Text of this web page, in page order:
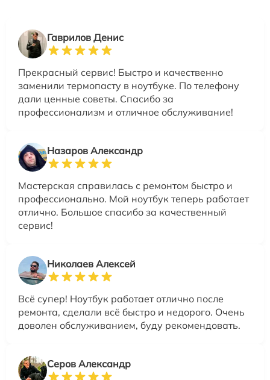
Гаврилов Денис
Прекрасный сервис! Быстро и качественно
заменили термопасту в ноутбуке. По телефону
дали ценные советы. Спасибо за
профессионализм и отличное обслуживание!
Назаров Александр
Мастерская справилась с ремонтом быстро и
профессионально. Мой ноутбук теперь работает
отлично. Большое спасибо за качественный
сервис!
Николаев Алексей
Всё супер! Ноутбук работает отлично после
ремонта, сделали всё быстро и недорого. Очень
доволен обслуживанием, буду рекомендовать.
Серов Александр